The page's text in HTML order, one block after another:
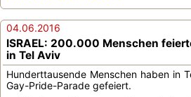
04.06.2016
ISRAEL: 200.000 Menschen
in Tel Aviv
Hunderttausende Menschen haben in
Gay-Pride-Parade gefeiert.